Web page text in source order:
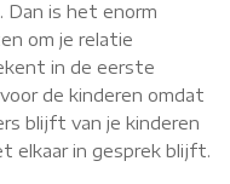
Dan is het enorm
om je relatie
in de eerste
de kinderen omdat
blijft van je kinderen
elkaar in gesprek blijft.